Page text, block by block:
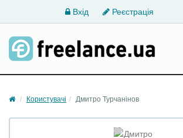
Вхід Реєстрація
Користувачі Дмитро Турчанiнов